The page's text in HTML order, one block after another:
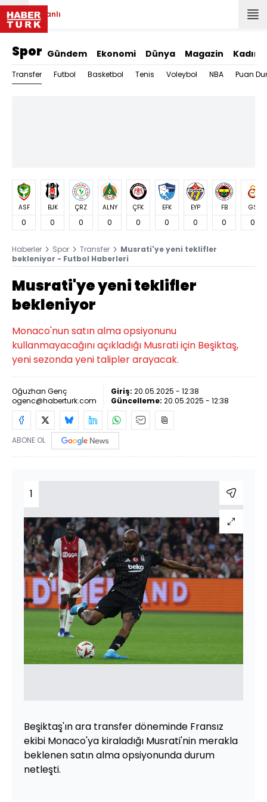
Canlı
Spor Gündem Ekonomi Dünya Magazin Kadın
Transfer Futbol Basketbol Tenis Voleybol NBA Puan
ASF
0
BJK
0
ÇRZ
0
ALNY
0
ÇFK
0
EFK
0
EYP
0
FB
0
GS
0
Haberler Spor Transfer
Musrati'ye yeni teklifler
bekleniyor - Futbol Haberleri
Musrati'ye yeni teklifler
bekleniyor
Monaco'nun satın alma opsiyonunu
kullanmayacağını açıkladığı Musrati için Beşiktaş,
yeni sezonda yeni talipler arayacak.
Oğuzhan Genç
ogenc@haberturk.com
Giriş: 20.05.2025 - 12:38
Güncelleme: 20.05.2025 - 12:38
ABONE OL
1
Beşiktaş'ın ara transfer döneminde Fransız
ekibi Monaco'ya kiraladığı Musrati'nin merakla
beklenen satın alma opsiyonunda durum
netleşti.